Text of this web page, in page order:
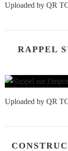
Uploaded by QR
RAPPEL
Uploaded by QR